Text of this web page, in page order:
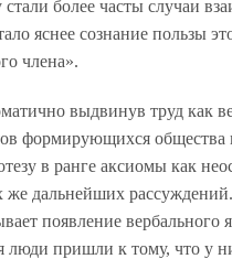
стали более часты случаи
яснее сознание пользы
члена».
выдвинув труд как
формирующихся общества
в ранге аксиомы как
же дальнейших
появление вербального
люди пришли к тому, что у